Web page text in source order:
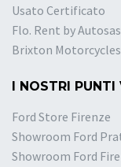
Usato Certificato
Flo. Rent by
Brixton Motorcycles
I NOSTRI
Ford Store Firenze
Showroom Ford
Showroom Ford